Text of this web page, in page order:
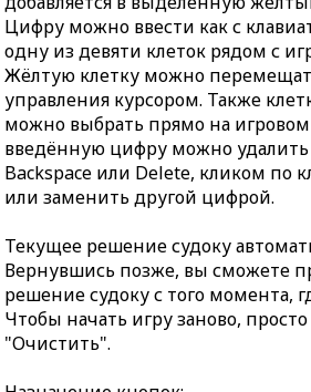
Цифру можно ввести как с
одну из девяти клеток рядом с
Жёлтую клетку можно
управления курсором. Также
можно выбрать прямо на
введённую цифру можно
Backspace или Delete, кликом по
или заменить другой цифрой.
Текущее решение судоку
Вернувшись позже, вы сможете
решение судоку с того момента,
Чтобы начать игру заново,
"Очистить".